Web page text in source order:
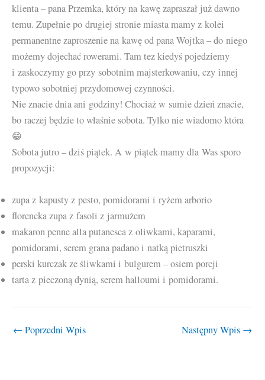
klienta – pana Przemka, który na kawę zapraszał już dawno
temu. Zupełnie po drugiej stronie miasta mamy z kolei
permanentne zaproszenie na kawę od pana Wojtka – do niego
możemy dojechać rowerami. Tam tez kiedyś pojedziemy
i zaskoczymy go przy sobotnim majsterkowaniu, czy innej
typowo sobotniej przydomowej czynności.
Nie znacie dnia ani godziny! Chociaż w sumie dzień znacie,
bo raczej będzie to właśnie sobota. Tylko nie wiadomo która
😁
Sobota jutro – dziś piątek. A w piątek mamy dla Was sporo
propozycji:
zupa z kapusty z pesto, pomidorami i ryżem arborio
florencka zupa z fasoli z jarmużem
makaron penne alla putanesca z oliwkami, kaparami,
pomidorami, serem grana padano i natką pietruszki
perski kurczak ze śliwkami i bulgurem – osiem porcji
tarta z pieczoną dynią, serem halloumi i pomidorami.
← Poprzedni Wpis Następny Wpis →